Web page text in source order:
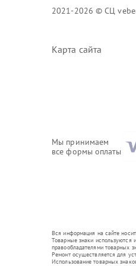
2021-2026 © СЦ
Карта сайта
Мы принимаем
все формы оплаты
Вся информация на сайте
Товарные знаки используются
правообладателями товарных
Ремонт осуществляется для
Использование товарных